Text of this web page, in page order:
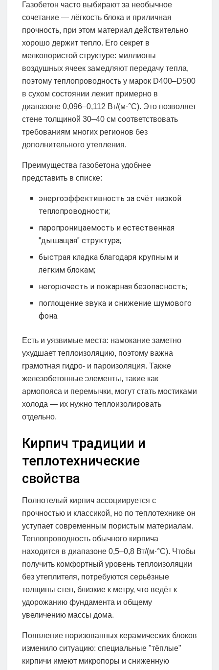
Газобетон часто выбирают за необычное
сочетание — лёгкость блока и приличная
прочность, при этом материал действительно
хорошо держит тепло. Его секрет в
мелкопористой структуре: миллионы
воздушных ячеек замедляют передачу тепла,
поэтому теплопроводность у марок D400–D500
в сухом состоянии лежит примерно в
диапазоне 0,096–0,112 Вт/(м·°C). Это позволяет
стене толщиной 30–40 см соответствовать
требованиям многих регионов без
дополнительного утепления.
Преимущества газобетона удобнее
представить в списке:
энергоэффективность за счёт низкой
теплопроводности;
паропроницаемость и естественная
"дышащая" структура;
быстрая кладка благодаря крупным и
лёгким блокам;
негорючесть и пожарная безопасность;
поглощение звука и снижение шумового
фона.
Есть и уязвимые места: намокание заметно
ухудшает теплоизоляцию, поэтому важна
грамотная гидро- и пароизоляция. Также
железобетонные элементы, такие как
армопояса и перемычки, могут стать мостиками
холода — их нужно теплоизолировать
отдельно.
Кирпич традиции и
теплотехнические
свойства
Полнотелый кирпич ассоциируется с
прочностью и классикой, но по теплотехнике он
уступает современным пористым материалам.
Теплопроводность обычного кирпича
находится в диапазоне 0,5–0,8 Вт/(м·°C). Чтобы
получить комфортный уровень теплоизоляции
без утеплителя, потребуются серьёзные
толщины стен, близкие к метру, что ведёт к
удорожанию фундамента и общему
увеличению массы дома.
Появление поризованных керамических блоков
изменило ситуацию: специальные "тёплые"
кирпичи имеют микропоры и сниженную